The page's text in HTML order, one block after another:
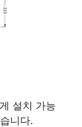
설치 가능
니다.